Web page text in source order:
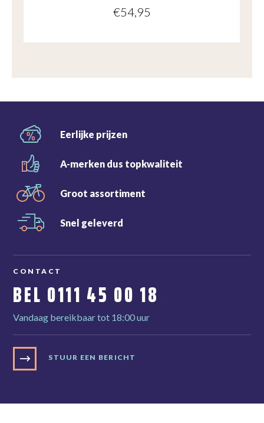
€54,95
Eerlijke prijzen
A-merken dus topkwaliteit
Groot assortiment
Snel geleverd
CONTACT
BEL 0111 45 00 18
Vandaag bereikbaar tot 18:00 uur
STUUR EEN BERICHT